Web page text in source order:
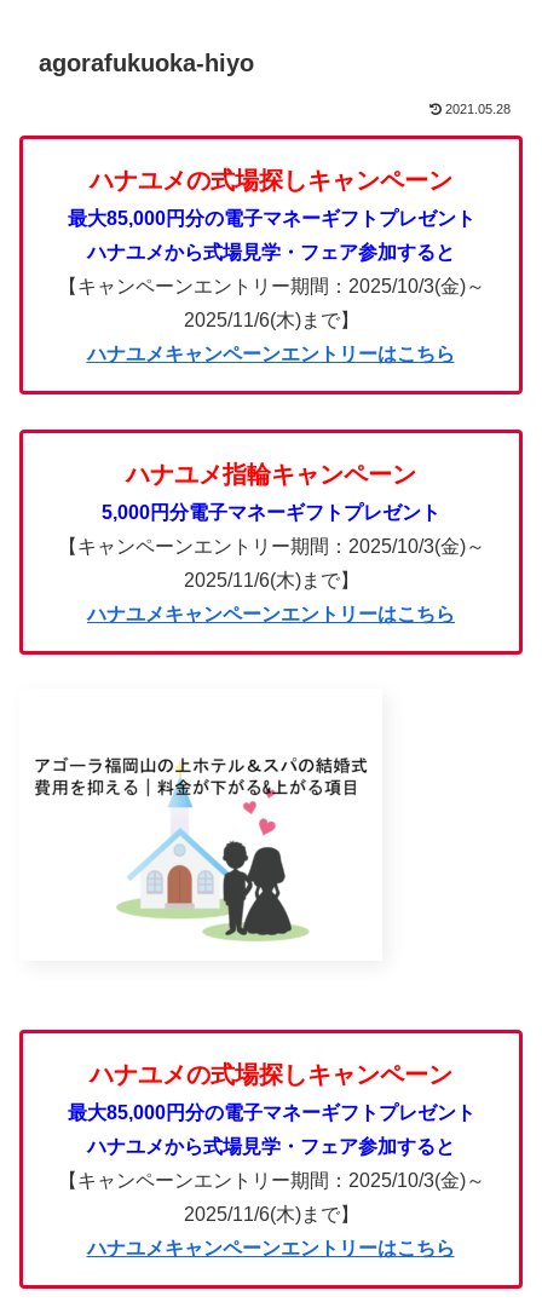
agorafukuoka-hiyo
2021.05.28
ハナユメの式場探しキャンペーン
最大85,000円分の電子マネーギフトプレゼント
ハナユメから式場見学・フェア参加すると
【キャンペーンエントリー期間：2025/10/3(金)～
2025/11/6(木)まで】
ハナユメキャンペーンエントリーはこちら
ハナユメ指輪キャンペーン
5,000円分電子マネーギフトプレゼント
【キャンペーンエントリー期間：2025/10/3(金)～
2025/11/6(木)まで】
ハナユメキャンペーンエントリーはこちら
ハナユメの式場探しキャンペーン
最大85,000円分の電子マネーギフトプレゼント
ハナユメから式場見学・フェア参加すると
【キャンペーンエントリー期間：2025/10/3(金)～
2025/11/6(木)まで】
ハナユメキャンペーンエントリーはこちら